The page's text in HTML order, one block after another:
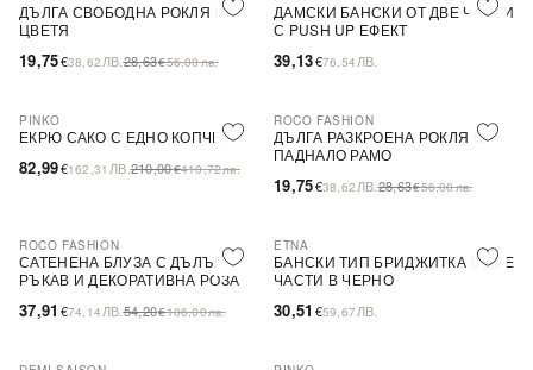
ДЪЛГА СВОБОДНА РОКЛЯ НА
ЦВЕТЯ
19,75€38,62 ЛВ.28,63€56,00лв.
ДАМСКИ БАНСКИ ОТ ДВЕ ЧАСТИ
С PUSH UP ЕФЕКТ
39,13€76,54 ЛВ.
-60%
PINKO
ЕКРЮ САКО С ЕДНО КОПЧЕ
82,99€162,31 ЛВ.210,00€410,72лв.
-31%
ROCO FASHION
ДЪЛГА РАЗКРОЕНА РОКЛЯ С
ПАДНАЛО РАМО
19,75€38,62 ЛВ.28,63€56,00лв.
-30%
ROCO FASHION
САТЕНЕНА БЛУЗА С ДЪЛЪГ
РЪКАВ И ДЕКОРАТИВНА РОЗА
37,91 €74,14 ЛВ.54,20€106,00лв.
ETNA
БАНСКИ ТИП БРИДЖИТКА В ДВЕ
ЧАСТИ В ЧЕРНО
30,51 €59,67 ЛВ.